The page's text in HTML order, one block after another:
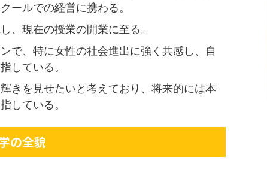
ールでの経営に携わる。
、現在の授業の開業に至る。
で、特に女性の社会進出に強く共感し、自
している。
きを見せたいと考えており、将来的には本
している。
の全貌